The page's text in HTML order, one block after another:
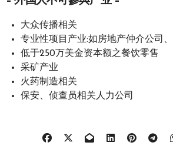
大众传播相关
专业性项目产业:如房地产仲介公司
低于250万美金资本额之餐饮零售
采矿产业
火药制造相关
保安、侦查员相关人力公司